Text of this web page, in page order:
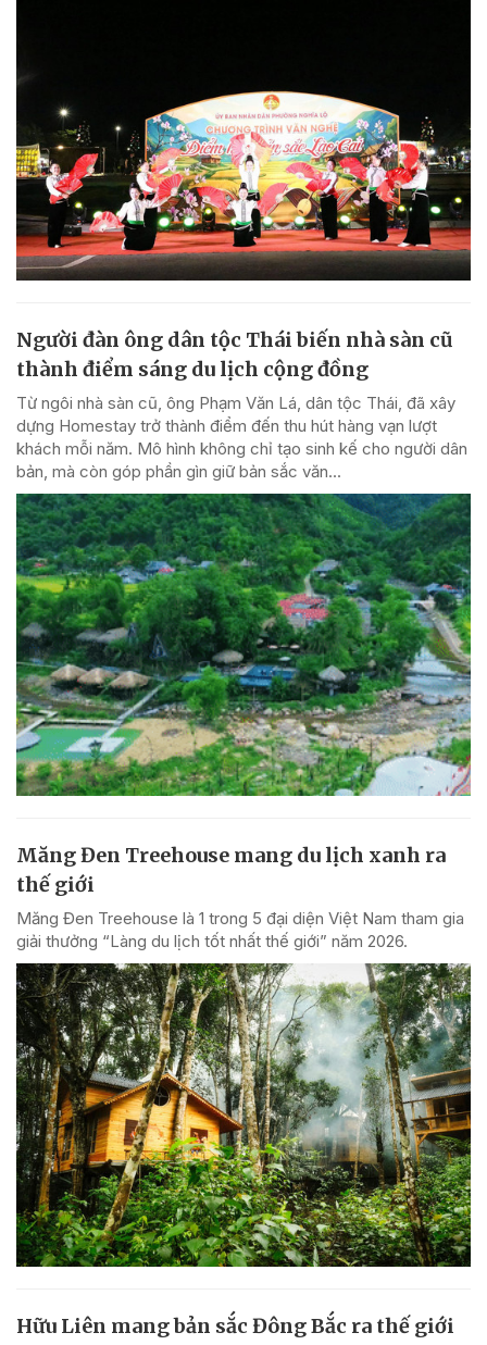
Người đàn ông dân tộc Thái biến nhà sàn cũ
thành điểm sáng du lịch cộng đồng
Từ ngôi nhà sàn cũ, ông Phạm Văn Lá, dân tộc Thái, đã xây
dựng Homestay trở thành điểm đến thu hút hàng vạn lượt
khách mỗi năm. Mô hình không chỉ tạo sinh kế cho người dân
bản, mà còn góp phần gìn giữ bản sắc văn...
Măng Đen Treehouse mang du lịch xanh ra
thế giới
Măng Đen Treehouse là 1 trong 5 đại diện Việt Nam tham gia
giải thưởng “Làng du lịch tốt nhất thế giới” năm 2026.
Hữu Liên mang bản sắc Đông Bắc ra thế giới